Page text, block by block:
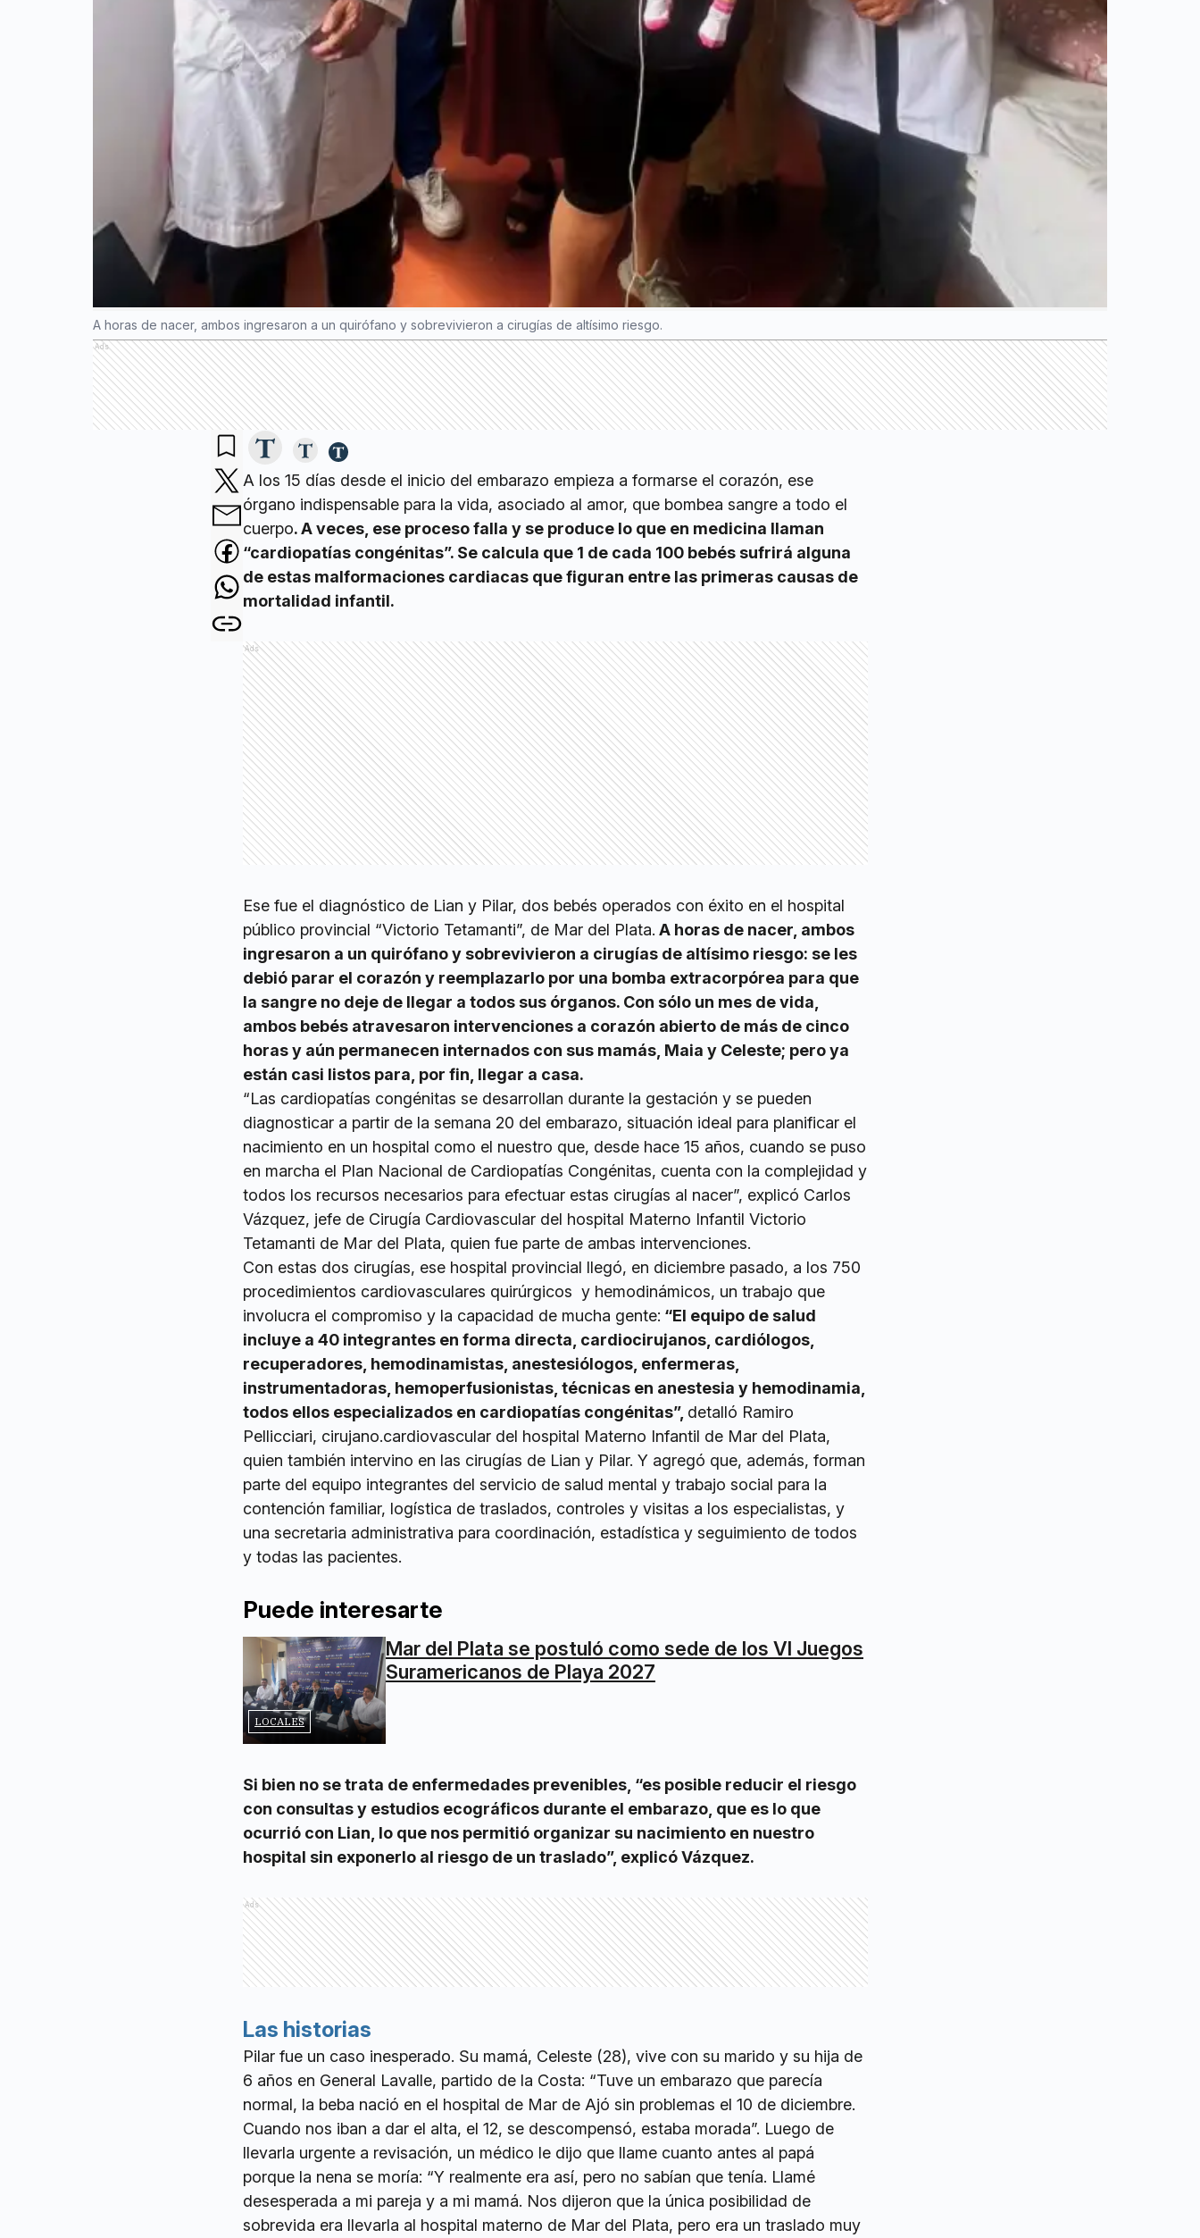
A horas de nacer, ambos ingresaron a un quirófano y sobrevivieron a cirugías de altísimo riesgo.
Ads
A los 15 días desde el inicio del embarazo empieza a formarse el corazón, ese
órgano indispensable para la vida, asociado al amor, que bombea sangre a todo el
cuerpo. A veces, ese proceso falla y se produce lo que en medicina llaman
“cardiopatías congénitas”. Se calcula que 1 de cada 100 bebés sufrirá alguna
de estas malformaciones cardiacas que figuran entre las primeras causas de
mortalidad infantil.
Ads
Ese fue el diagnóstico de Lian y Pilar, dos bebés operados con éxito en el hospital
público provincial “Victorio Tetamanti”, de Mar del Plata. A horas de nacer, ambos
ingresaron a un quirófano y sobrevivieron a cirugías de altísimo riesgo: se les
debió parar el corazón y reemplazarlo por una bomba extracorpórea para que
la sangre no deje de llegar a todos sus órganos. Con sólo un mes de vida,
ambos bebés atravesaron intervenciones a corazón abierto de más de cinco
horas y aún permanecen internados con sus mamás, Maia y Celeste; pero ya
están casi listos para, por fin, llegar a casa.
“Las cardiopatías congénitas se desarrollan durante la gestación y se pueden
diagnosticar a partir de la semana 20 del embarazo, situación ideal para planificar el
nacimiento en un hospital como el nuestro que, desde hace 15 años, cuando se puso
en marcha el Plan Nacional de Cardiopatías Congénitas, cuenta con la complejidad y
todos los recursos necesarios para efectuar estas cirugías al nacer”, explicó Carlos
Vázquez, jefe de Cirugía Cardiovascular del hospital Materno Infantil Victorio
Tetamanti de Mar del Plata, quien fue parte de ambas intervenciones.
Con estas dos cirugías, ese hospital provincial llegó, en diciembre pasado, a los 750
procedimientos cardiovasculares quirúrgicos y hemodinámicos, un trabajo que
involucra el compromiso y la capacidad de mucha gente: “El equipo de salud
incluye a 40 integrantes en forma directa, cardiocirujanos, cardiólogos,
recuperadores, hemodinamistas, anestesiólogos, enfermeras,
instrumentadoras, hemoperfusionistas, técnicas en anestesia y hemodinamia,
todos ellos especializados en cardiopatías congénitas”, detalló Ramiro
Pellicciari, cirujano.cardiovascular del hospital Materno Infantil de Mar del Plata,
quien también intervino en las cirugías de Lian y Pilar. Y agregó que, además, forman
parte del equipo integrantes del servicio de salud mental y trabajo social para la
contención familiar, logística de traslados, controles y visitas a los especialistas, y
una secretaria administrativa para coordinación, estadística y seguimiento de todos
y todas las pacientes.
Puede interesarte
LOCALES
Mar del Plata se postuló como sede de los VI Juegos
Suramericanos de Playa 2027
Si bien no se trata de enfermedades prevenibles, “es posible reducir el riesgo
con consultas y estudios ecográficos durante el embarazo, que es lo que
ocurrió con Lian, lo que nos permitió organizar su nacimiento en nuestro
hospital sin exponerlo al riesgo de un traslado”, explicó Vázquez.
Ads
Las historias
Pilar fue un caso inesperado. Su mamá, Celeste (28), vive con su marido y su hija de
6 años en General Lavalle, partido de la Costa: “Tuve un embarazo que parecía
normal, la beba nació en el hospital de Mar de Ajó sin problemas el 10 de diciembre.
Cuando nos iban a dar el alta, el 12, se descompensó, estaba morada”. Luego de
llevarla urgente a revisación, un médico le dijo que llame cuanto antes al papá
porque la nena se moría: “Y realmente era así, pero no sabían que tenía. Llamé
desesperada a mi pareja y a mi mamá. Nos dijeron que la única posibilidad de
sobrevida era llevarla al hospital materno de Mar del Plata, pero era un traslado muy